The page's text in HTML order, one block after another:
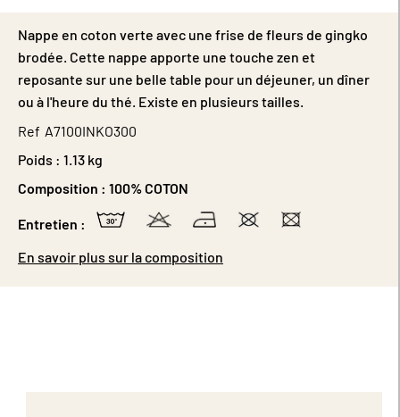
Nappe en coton verte avec une frise de fleurs de gingko
brodée. Cette nappe apporte une touche zen et
reposante sur une belle table pour un déjeuner, un dîner
ou à l'heure du thé. Existe en plusieurs tailles.
Ref A7100INKO300
Poids : 1.13 kg
Composition : 100% COTON
Entretien :
En savoir plus sur la composition